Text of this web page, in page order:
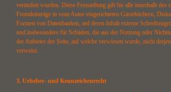
verändert wurden. Diese Feststellung gilt für alle innerhalb des
Fremdeinträge in vom Autor eingerichteten Gästebüchern,
Formen von Datenbanken, auf deren Inhalt externe
und insbesondere für Schäden, die aus der Nutzung oder
der Anbieter der Seite, auf welche verwiesen wurde, nicht
verweist.
3. Urheber- und Kennzeichenrecht